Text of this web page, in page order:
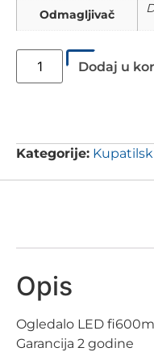
Odmagljivač
Dodaj u
Kategorije:
Opis
Ogledalo LED
Garancija 2 godine